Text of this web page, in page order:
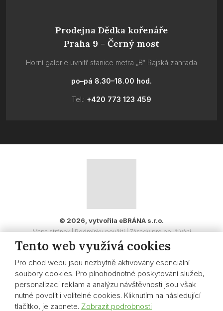
Prodejna Dědka kořenáře
Praha 9 - Černý most
Horní galerie uvnitř stanice metra „B“ Rajská zahrada
po–pá 8.30–18.00 hod.
Tel.: +420 773 123 459
© 2026, vytvořila eBRÁNA s.r.o.
Mapa stránek |Podmínky použití |Zásady pro používání
souborů cookies |Nastavení cookies |Whistleblowing
Tento web je chráněn pomocí Google ReCAPTCHA a
platí pro něj
Tento web využívá cookies
Pro chod webu jsou nezbytně aktivovány esenciální
soubory cookies. Pro plnohodnotné poskytování služeb,
personalizaci reklam a analýzu návštěvnosti jsou však
nutné povolit i volitelné cookies. Kliknutím na následující
tlačítko, je zapnete. Zobrazit podrobnosti